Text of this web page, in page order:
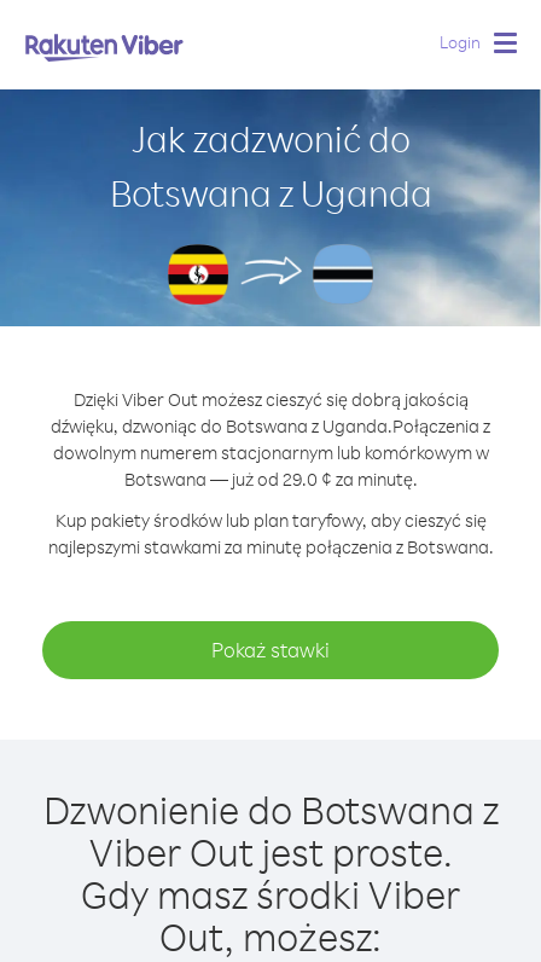
Login
Jak zadzwonić do
Botswana z Uganda
Dzięki Viber Out możesz cieszyć się dobrą jakością
dźwięku, dzwoniąc do Botswana z Uganda.Połączenia z
dowolnym numerem stacjonarnym lub komórkowym w
Botswana — już od 29.0 ¢ za minutę.
Kup pakiety środków lub plan taryfowy, aby cieszyć się
najlepszymi stawkami za minutę połączenia z Botswana.
Pokaż stawki
Dzwonienie do Botswana z
Viber Out jest proste.
Gdy masz środki Viber
Out, możesz: